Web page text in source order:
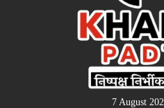
7 August